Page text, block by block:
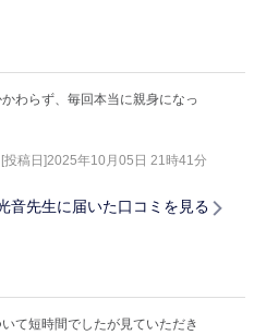
わらず、毎回本当に親身になっ
[投稿日]2025年10月05日 21時41分
音先生に届いた口コミを見る
て短時間でしたが見ていただき